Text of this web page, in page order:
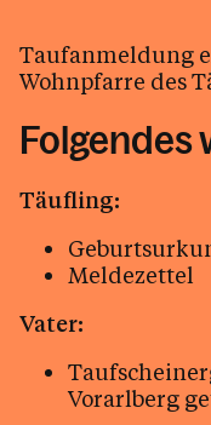
Beichte
Tod,
Arbeitskreise
Zivildienst
Jugend
Haus St. Georg
Impulse
Eintritt
Warum die
Taufanmeldung
Wohnpfarre des
Folgendes
Täufling:
Meldezettel
Vater:
Vorarlberg